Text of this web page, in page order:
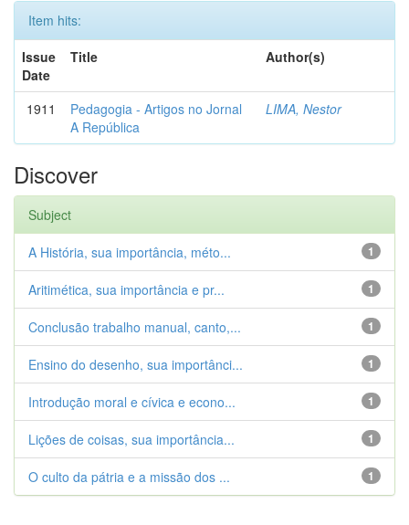
Item hits:
Issue
Date
Title Author(s)
1911
Pedagogia - Artigos no Jornal
A República
LIMA, Nestor
Discover
Subject
1
A História, sua importância, méto...
1
Aritimética, sua importância e pr...
1
Conclusão trabalho manual, canto,...
1
Ensino do desenho, sua importânci...
1
Introdução moral e cívica e econo...
1
Lições de coisas, sua importância...
1
O culto da pátria e a missão dos ...